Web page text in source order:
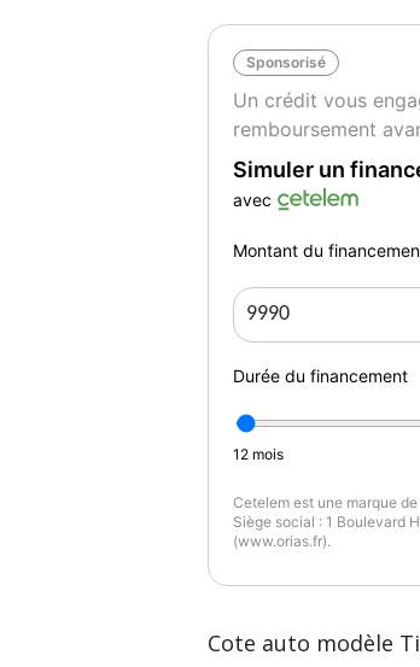
Sponsorisé
Un crédit vous
remboursement
Simuler un
avec
Montant du
Durée du financement
12 mois
Cetelem est une marque
Siège social : 1 Boulevard
(www.orias.fr).
Cote auto modèle